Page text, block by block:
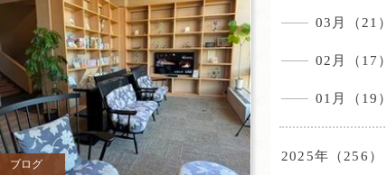
ブログ
03月（21）
02月（17）
01月（19）
2025年（256）